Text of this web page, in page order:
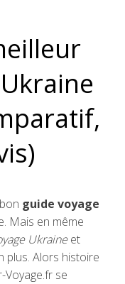
guide voyage
Mais en même
Ukraineet
plus. Alors histoire
Voyage.fr se